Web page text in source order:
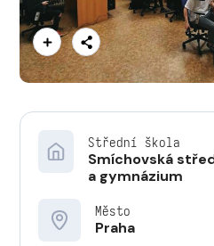
Střední škola
Smíchovská
a gymnázium
Město
Praha